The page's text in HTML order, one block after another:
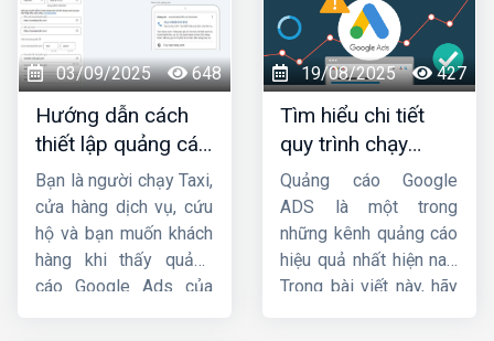
GDN trên
YouTube
hiệu quả nhé
!
sẽ hướng dẫn cách
chạyquảng cáo GDN
hiệu quả. Mời các bạn
cùng theo dõi.
03/09/2025 648
Hướng dẫn cách
thiết lập quảng cáo
cuộc gọi Google
Ads chi tiết từ A-Z
Bạn là người chạy Taxi,
cửa hàng dịch vụ, cứu
hộ và bạn muốn khách
hàng khi thấy quảng
cáo Google Ads của
19/08/2025 427
Tìm hiểu chi tiết
quy trình chạy
quảng cáo google
ads
Quảng cáo Google
ADS là một trong
những kênh quảng cáo
hiệu quả nhất hiện nay.
Trong bài viết này, hãy